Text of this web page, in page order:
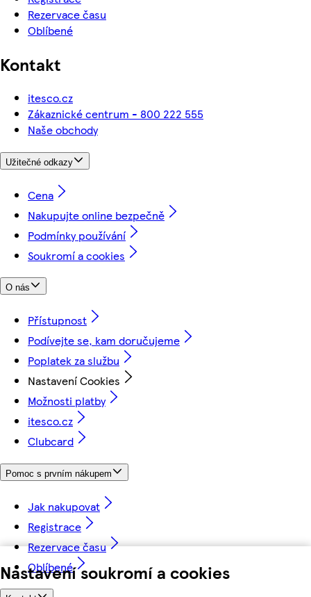
Nastavení soukromí a cookies
Rezervace času
Oblíbené
Kontakt
itesco.cz
Zákaznické centrum - 800 222 555
Naše obchody
Užitečné odkazy
Cena
Nakupujte online bezpečně
Podmínky používání
Soukromí a cookies
O nás
Přístupnost
Podívejte se, kam doručujeme
Poplatek za službu
Nastavení Cookies
Možnosti platby
itesco.cz
Clubcard
Pomoc s prvním nákupem
Jak nakupovat
Registrace
Rezervace času
Oblíbené